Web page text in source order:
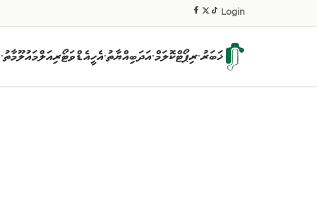
Login
ޚަބަރު▾ރިޕޯޓްކޮލަމް▾އަދަބިއްޔާތު▾އެހީއެޑްވަޓޯރިއަލްމައުލޫމާތު▾